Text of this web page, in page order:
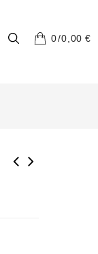
0 0,00€